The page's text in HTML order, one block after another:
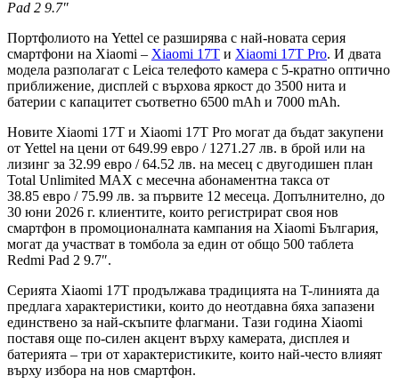
Pad 2 9.7″
Портфолиото на Yettel се разширява с най-новата серия
смартфони на Xiaomi – Xiaomi 17T и Xiaomi 17T Pro. И двата
модела разполагат с Leica телефото камера с 5-кратно оптично
приближение, дисплей с върхова яркост до 3500 нита и
батерии с капацитет съответно 6500 mAh и 7000 mAh.
Новите Xiaomi 17T и Xiaomi 17T Pro могат да бъдат закупени
от Yettel на цени от 649.99 евро / 1271.27 лв. в брой или на
лизинг за 32.99 евро / 64.52 лв. на месец с двугодишен план
Total Unlimited MAX с месечна абонаментна такса от
38.85 евро / 75.99 лв. за първите 12 месеца. Допълнително, до
30 юни 2026 г. клиентите, които регистрират своя нов
смартфон в промоционалната кампания на Xiaomi България,
могат да участват в томбола за един от общо 500 таблета
Redmi Pad 2 9.7″.
Серията Xiaomi 17T продължава традицията на T-линията да
предлага характеристики, които до неотдавна бяха запазени
единствено за най-скъпите флагмани. Тази година Xiaomi
поставя още по-силен акцент върху камерата, дисплея и
батерията – три от характеристиките, които най-често влияят
върху избора на нов смартфон.